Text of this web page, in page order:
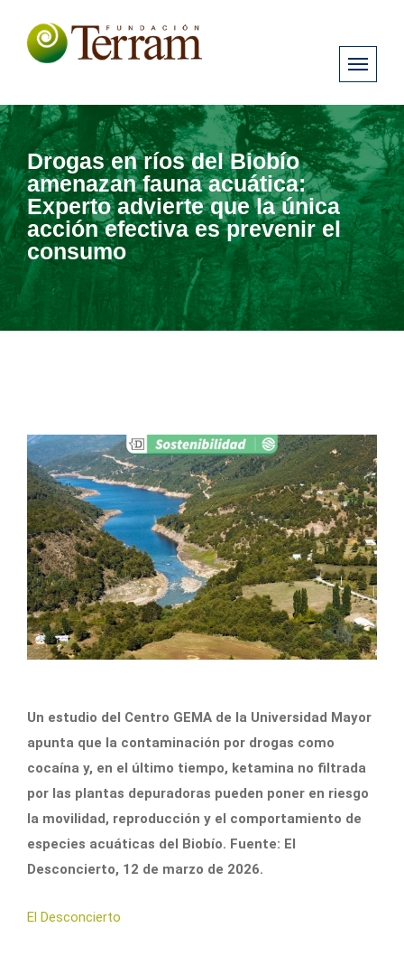
Drogas en ríos del Biobío
amenazan fauna acuática:
Experto advierte que la única
acción efectiva es prevenir el
consumo
Un estudio del Centro GEMA de la Universidad Mayor
apunta que la contaminación por drogas como
cocaína y, en el último tiempo, ketamina no filtrada
por las plantas depuradoras pueden poner en riesgo
la movilidad, reproducción y el comportamiento de
especies acuáticas del Biobío. Fuente: El
Desconcierto, 12 de marzo de 2026.
El Desconcierto